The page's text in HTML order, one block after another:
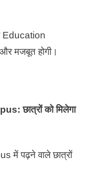
Education
मजबूत होगी।
छात्रों को मिलेगा
में पढ़ने वाले छात्रों